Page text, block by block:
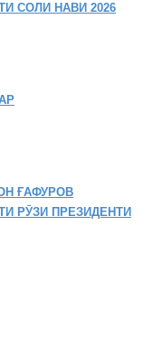
СОЛИ НАВИ 2026
ҒАФУРОВ
РӮЗИ ПРЕЗИДЕНТИ